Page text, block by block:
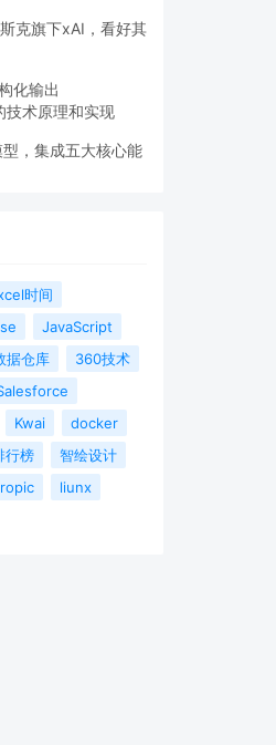
克旗下xAI，看好其
化输出
技术原理和实现
，集成五大核心能
时间
JavaScript
据仓库
360技术
Kwai
docker
行榜
智绘设计
liunx